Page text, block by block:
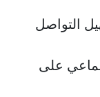
التواصل
على